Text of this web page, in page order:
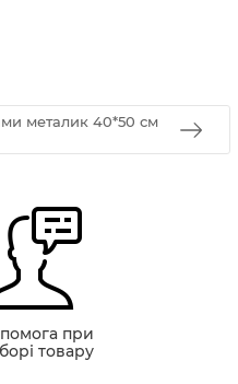
металик 40*50 см
при
товару